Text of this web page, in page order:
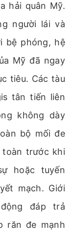
hải quân Mỹ.
người lái và
bệ phóng, hệ
Mỹ đã ngay
tiêu. Các tàu
tân tiến liên
không dày
bộ mối đe
toàn trước khi
hoặc tuyến
mạch. Giới
đáp trả
răn đe mạnh